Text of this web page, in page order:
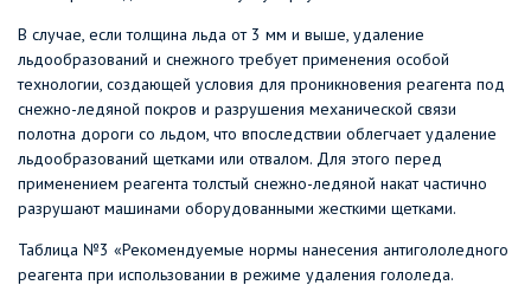
В случае, если толщина льда от 3 мм и выше, удаление
льдообразований и снежного требует применения особой
технологии, создающей условия для проникновения реагента под
снежно-ледяной покров и разрушения механической связи
полотна дороги со льдом, что впоследствии облегчает удаление
льдообразований щетками или отвалом. Для этого перед
применением реагента толстый снежно-ледяной накат частично
разрушают машинами оборудованными жесткими щетками.
Таблица №3 «Рекомендуемые нормы нанесения антигололедного
реагента при использовании в режиме удаления гололеда.